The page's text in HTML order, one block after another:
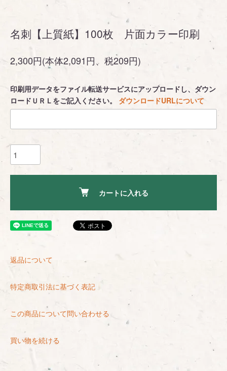
名刺【上質紙】100枚 片面カラー印刷
2,300円(本体2,091円、税209円)
印刷用データをファイル転送サービスにアップロードし、ダウン
ロードＵＲＬをご記入ください。 ダウンロードURLについて
カートに入れる
返品について
特定商取引法に基づく表記
この商品について問い合わせる
買い物を続ける